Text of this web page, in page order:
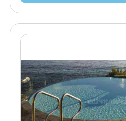
520x320x160
520x300x150
500x360x120
500x300x150
500x150cm
500x120cm